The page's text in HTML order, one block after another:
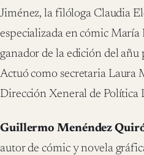
Jiménez, la filóloga Claudia
especializada en cómic
ganador de la edición del añu
Actuó como secretaria Laura
Dirección Xeneral de Política
Guillermo Menéndez
autor de cómic y novela